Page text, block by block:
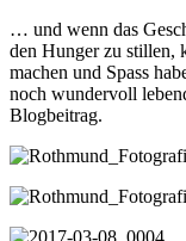
… und wenn das
den Hunger zu stillen,
machen und Spass
noch wundervoll
Blogbeitrag.